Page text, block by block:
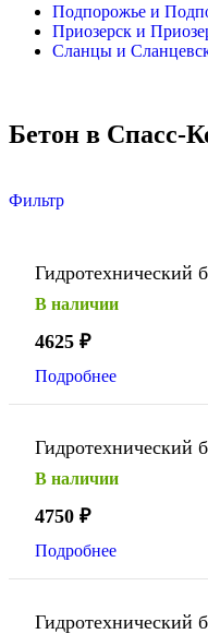
Подпорожье и
Приозерск и
Сланцы и
Бетон в Спасс-
Фильтр
Гидротехнический
В наличии
4625 ₽
Подробнее
Гидротехнический
В наличии
4750 ₽
Подробнее
Гидротехнический